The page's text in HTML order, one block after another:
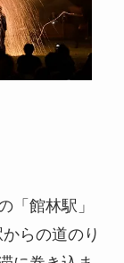
「館林駅」
らの道のり